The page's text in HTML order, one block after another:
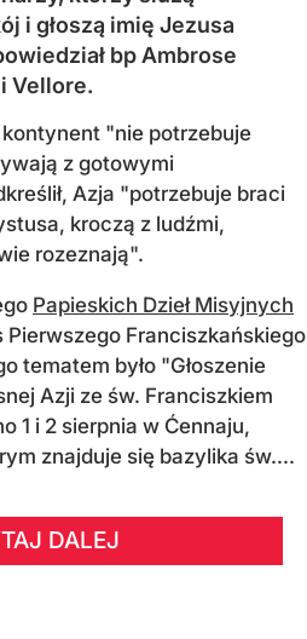
i głoszą imię Jezusa
bp Ambrose
Vellore.
"nie potrzebuje
z gotowymi
Azja "potrzebuje braci
kroczą z ludźmi,
rozeznają".
Papieskich Dzieł Misyjnych
Pierwszego Franciszkańskiego
tematem było "Głoszenie
Azji ze św. Franciszkiem
1 i 2 sierpnia w Ćennaju,
znajduje się bazylika św....
DALEJ